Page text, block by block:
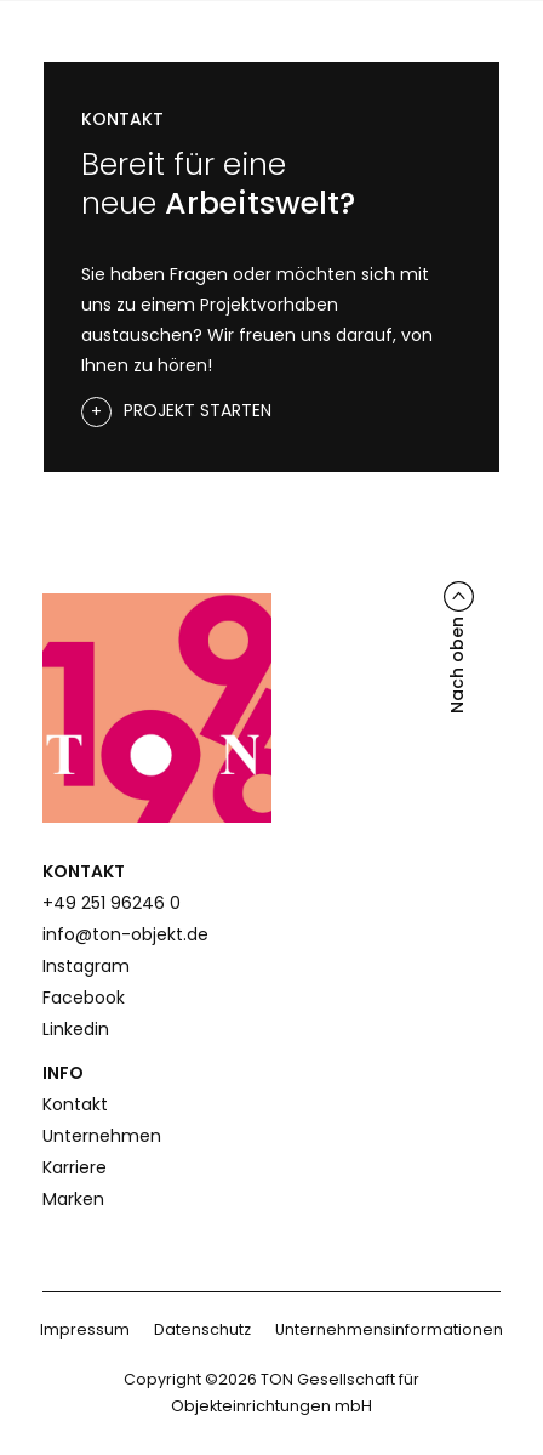
KONTAKT
Bereit für eine
neue Arbeitswelt?
Sie haben Fragen oder möchten sich mit
uns zu einem Projektvorhaben
austauschen? Wir freuen uns darauf, von
Ihnen zu hören!
PROJEKT STARTEN
Nach oben
KONTAKT
+49 251 96246 0
info@ton-objekt.de
Instagram
Facebook
Linkedin
INFO
Kontakt
Unternehmen
Karriere
Marken
Copyright ©2026 TON Gesellschaft für
Objekteinrichtungen mbH
Impressum Datenschutz Unternehmensinformationen